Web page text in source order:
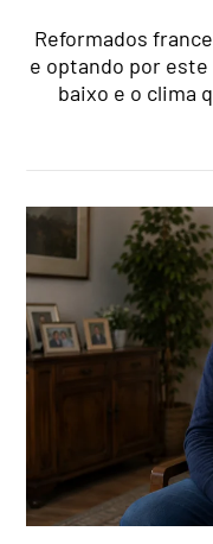
Reformados
e optando por
baixo e o clima